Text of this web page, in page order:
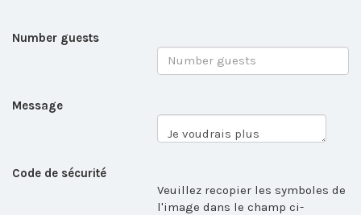
Number guests
Message
Code de sécurité
Veuillez recopier les symboles de
l'image dans le champ ci-